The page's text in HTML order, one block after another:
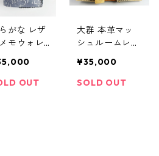
がな レザ
モウォレッ
Memo
OUT
大群 本革マッ
シュルームレザ
arge group Ge
nuine Leather
¥35,000
SOLD OUT